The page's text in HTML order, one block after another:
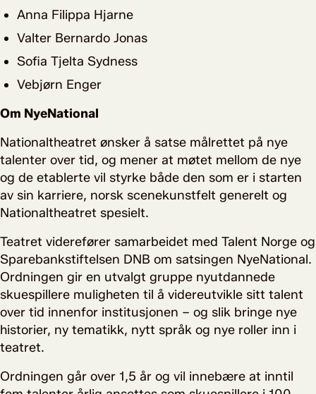
Anna Filippa Hjarne
Valter Bernardo Jonas
Sofia Tjelta Sydness
Vebjørn Enger
Om NyeNational
Nationaltheatret ønsker å satse målrettet på nye
talenter over tid, og mener at møtet mellom de nye
og de etablerte vil styrke både den som er i starten
av sin karriere, norsk scenekunstfelt generelt og
Nationaltheatret spesielt.
Teatret viderefører samarbeidet med Talent Norge og
Sparebankstiftelsen DNB om satsingen NyeNational.
Ordningen gir en utvalgt gruppe nyutdannede
skuespillere muligheten til å videreutvikle sitt talent
over tid innenfor institusjonen – og slik bringe nye
historier, ny tematikk, nytt språk og nye roller inn i
teatret.
Ordningen går over 1,5 år og vil innebære at inntil